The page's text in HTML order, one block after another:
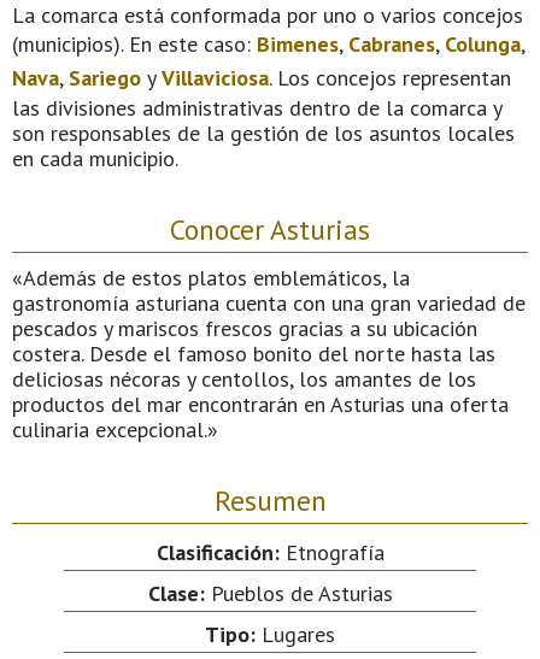
La comarca está conformada por uno o varios concejos
(municipios). En este caso: Bimenes, Cabranes, Colunga,
Nava, Sariego yVillaviciosa. Los concejos representan
las divisiones administrativas dentro de la comarca y
son responsables de la gestión de los asuntos locales
en cada municipio.
Conocer Asturias
«Además de estos platos emblemáticos, la
gastronomía asturiana cuenta con una gran variedad de
pescados y mariscos frescos gracias a su ubicación
costera. Desde el famoso bonito del norte hasta las
deliciosas nécoras y centollos, los amantes de los
productos del mar encontrarán en Asturias una oferta
culinaria excepcional.»
Resumen
Clasificación:Etnografía
Clase:Pueblos de Asturias
Tipo: Lugares